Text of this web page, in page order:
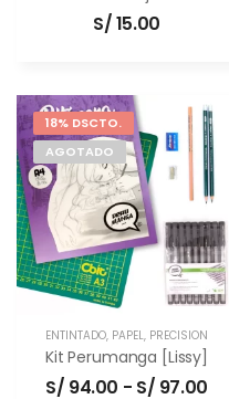
S/15.00
18% DSCTO.
AGOTADO
ENTINTADO, PAPEL, PRECISIÓN
Kit Perumanga [Lissy]
S/ 94.00 - S/ 97.00